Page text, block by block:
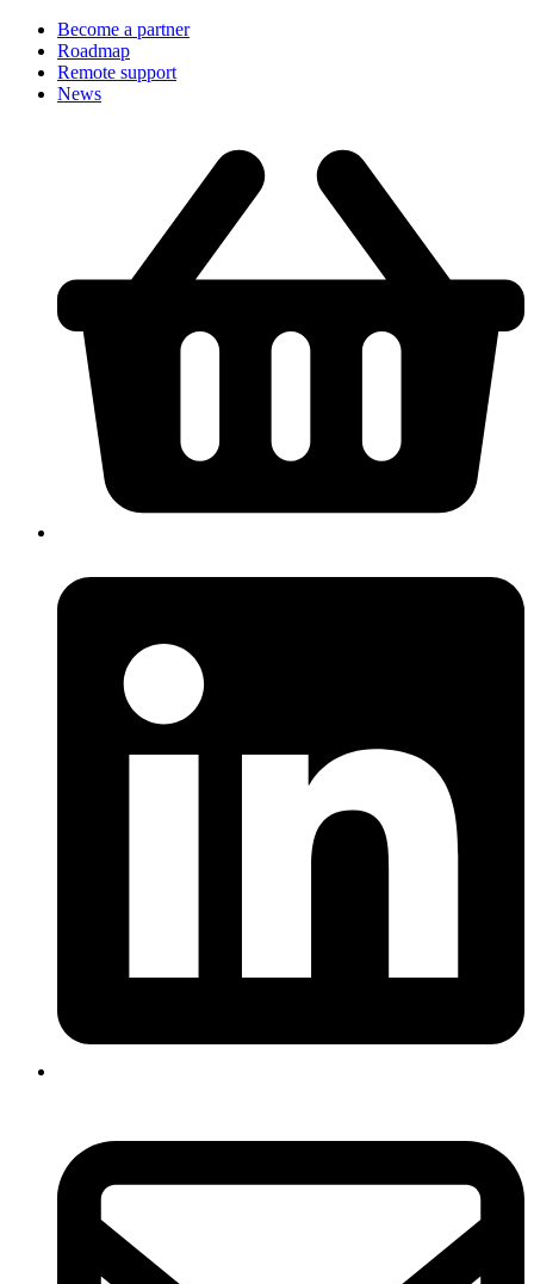
Become a partner
Roadmap
Remote support
News